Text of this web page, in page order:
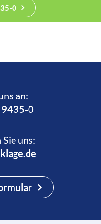
0
an:­
0
uns: